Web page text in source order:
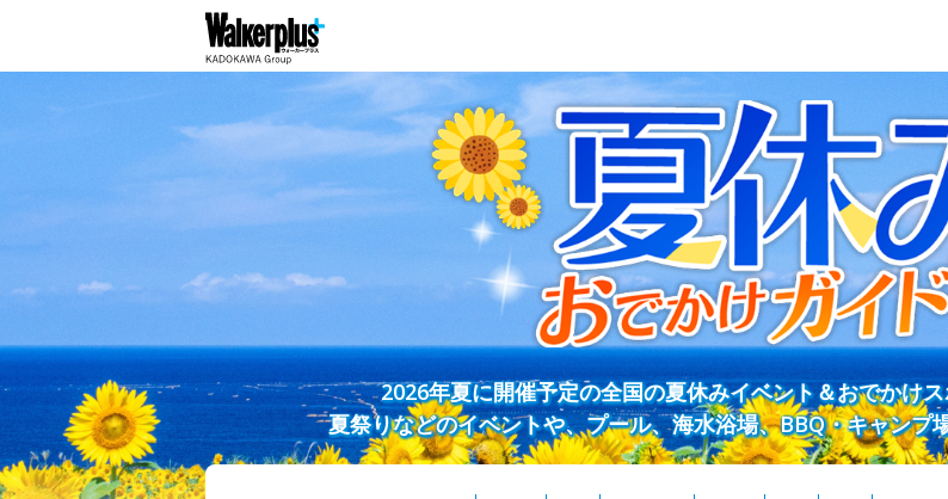
2026年夏に開催予定の全国の夏休みイベント＆おでかけ
夏祭りなどのイベントや、プール、海水浴場、BBQ・キャンプ